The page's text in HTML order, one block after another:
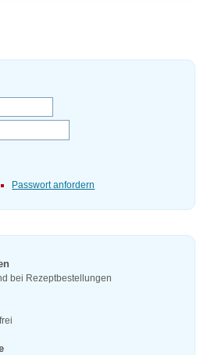
Passwort anfordern
bei Rezeptbestellungen